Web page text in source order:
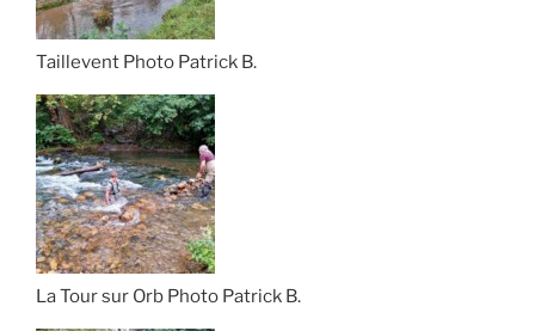
Taillevent Photo Patrick B.
La Tour sur Orb Photo Patrick B.